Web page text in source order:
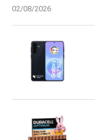
02/08/2026